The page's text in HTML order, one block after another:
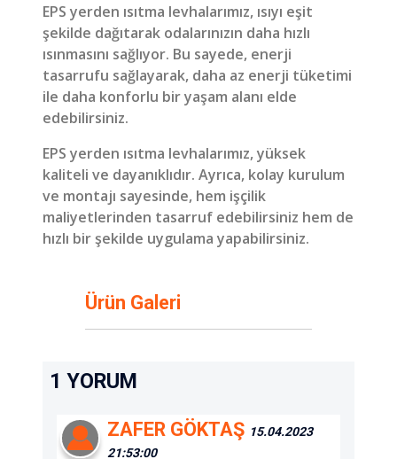
EPS yerden ısıtma levhalarımız, ısıyı eşit
şekilde dağıtarak odalarınızın daha hızlı
ısınmasını sağlıyor. Bu sayede, enerji
tasarrufu sağlayarak, daha az enerji tüketimi
ile daha konforlu bir yaşam alanı elde
edebilirsiniz.
EPS yerden ısıtma levhalarımız, yüksek
kaliteli ve dayanıklıdır. Ayrıca, kolay kurulum
ve montajı sayesinde, hem işçilik
maliyetlerinden tasarruf edebilirsiniz hem de
hızlı bir şekilde uygulama yapabilirsiniz.
Ürün Galeri
1 YORUM
ZAFER GÖKTAŞ 15.04.2023
21:53:00